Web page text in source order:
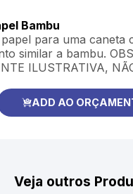
Bambu
para uma caneta
similar a bambu.
ILUSTRATIVA,
ADD AO
Veja outros